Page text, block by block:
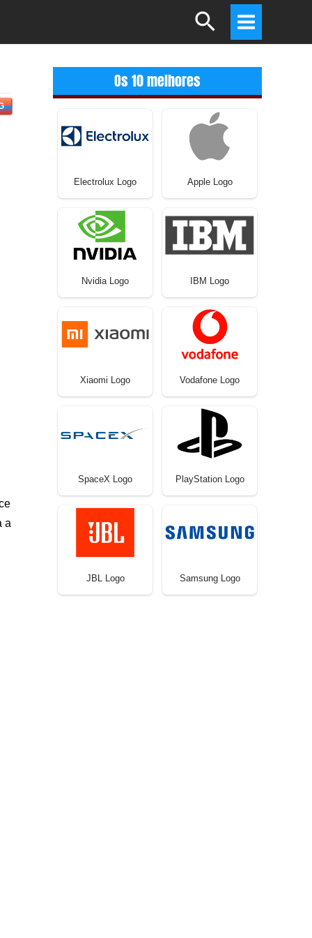
Search
Main
Menu
a
Os 10 melhores
Electrolux Logo Apple Logo
Nvidia Logo IBM Logo
Xiaomi Logo Vodafone Logo
SpaceX Logo PlayStation Logo
JBL Logo Samsung Logo